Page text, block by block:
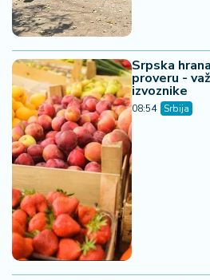
Srpska
proveru -
izvoznike
08:54 Srbija